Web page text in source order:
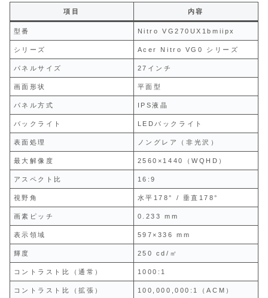
項目 内容
型番 Nitro VG270UX1bmiipx
シリーズ Acer Nitro VG0 シリーズ
パネルサイズ 27インチ
画面形状 平面型
パネル方式 IPS液晶
バックライト LEDバックライト
表面処理 ノングレア（非光沢）
最大解像度 2560×1440（WQHD）
アスペクト比 16:9
視野角 水平178° / 垂直178°
画素ピッチ 0.233 mm
表示領域 597×336 mm
輝度 250 cd/㎡
コントラスト比（通常） 1000:1
コントラスト比（拡張） 100,000,000:1（ACM）